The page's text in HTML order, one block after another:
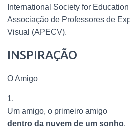
International Society for
Associação de Professores de
Visual (APECV).
INSPIRAÇÃO
O Amigo
1.
Um amigo, o primeiro amigo
dentro da nuvem de um sonho.